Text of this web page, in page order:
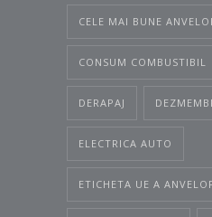
CELE MAI BUNE
CONSUM COMBUSTIBIL
DERAPAJ
ELECTRICA AUTO
ETICHETA UE A